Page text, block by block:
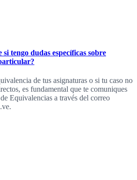
tengo dudas específicas sobre
de tus asignaturas o si tu caso no
es fundamental que te comuniques
Equivalencias a través del correo